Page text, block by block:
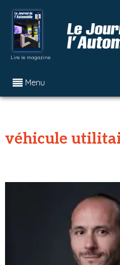
Lire le magazine
Menu
véhicule